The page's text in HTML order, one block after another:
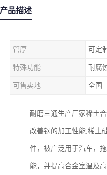
产品描述
管厚 可定
特殊功能 耐腐
可售卖地 全国
耐磨三通生产厂家稀土
改善钢的加工性能,稀土
件，被广泛用于汽车，
能，并提高合金室温及